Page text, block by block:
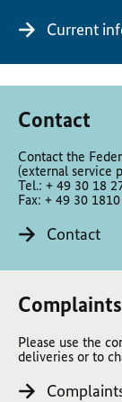
Current
Contact
Contact the
(external service
Tel.: + 49 30 18
Fax: + 49 30
Contact
Complaints
Please use the
deliveries or to